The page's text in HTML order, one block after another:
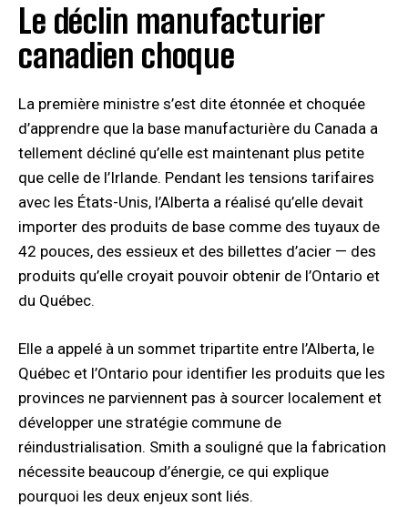
Le déclin manufacturier
canadien choque
La première ministre s’est dite étonnée et choquée
d’apprendre que la base manufacturière du Canada a
tellement décliné qu’elle est maintenant plus petite
que celle de l’Irlande. Pendant les tensions tarifaires
avec les États-Unis, l’Alberta a réalisé qu’elle devait
importer des produits de base comme des tuyaux de
42 pouces, des essieux et des billettes d’acier — des
produits qu’elle croyait pouvoir obtenir de l’Ontario et
du Québec.
Elle a appelé à un sommet tripartite entre l’Alberta, le
Québec et l’Ontario pour identifier les produits que les
provinces ne parviennent pas à sourcer localement et
développer une stratégie commune de
réindustrialisation. Smith a souligné que la fabrication
nécessite beaucoup d’énergie, ce qui explique
pourquoi les deux enjeux sont liés.